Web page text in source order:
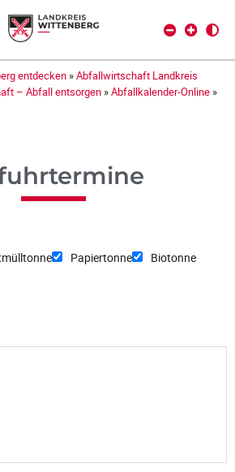
entdecken »Abfallwirtschaft Landkreis
– Abfall entsorgen »Abfallkalender-Online »
Papiertonne Biotonne